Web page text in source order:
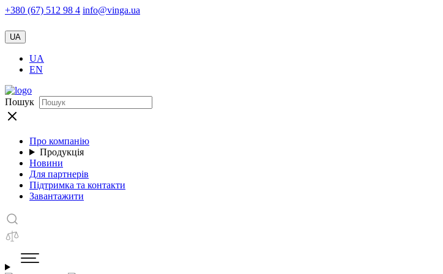
+380 (67) 512 98 4 info@vinga.ua
UA
UA
EN
Пошук
Про компанію
Продукція
Новини
Для партнерів
Підтримка та контакти
Завантажити